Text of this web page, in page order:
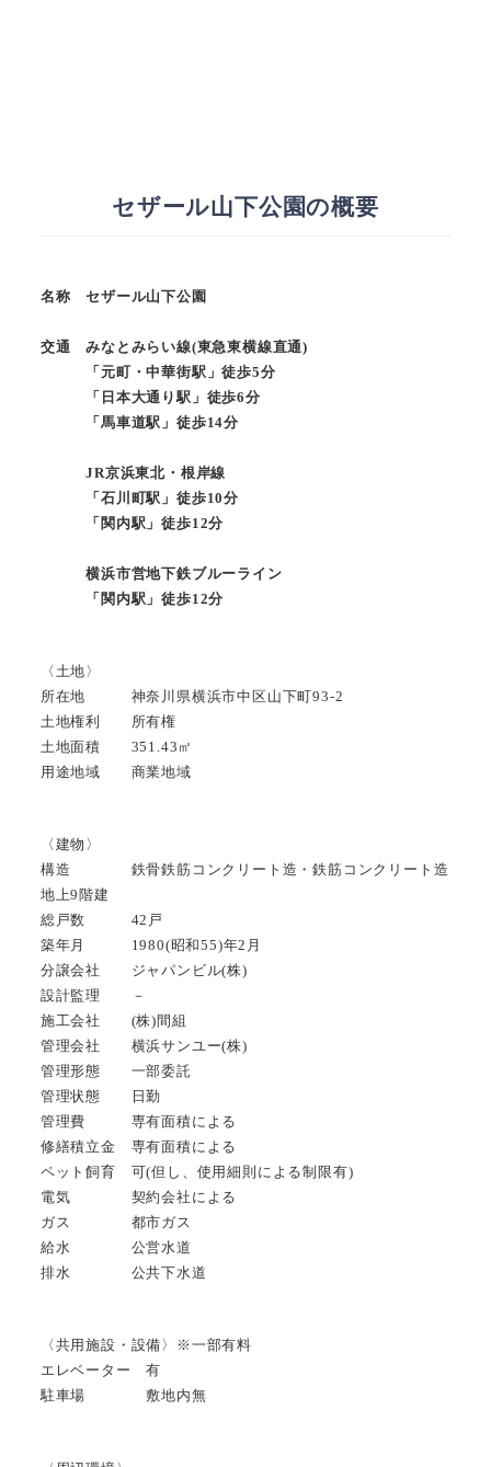
セザール山下公園の概要
名称 セザール山下公園
交通 みなとみらい線(東急東横線直通)
「元町・中華街駅」徒歩5分
「日本大通り駅」徒歩6分
「馬車道駅」徒歩14分
JR京浜東北・根岸線
「石川町駅」徒歩10分
「関内駅」徒歩12分
横浜市営地下鉄ブルーライン
「関内駅」徒歩12分
〈土地〉
所在地 神奈川県横浜市中区山下町93-2
土地権利 所有権
土地面積 351.43㎡
用途地域 商業地域
〈建物〉
構造 鉄骨鉄筋コンクリート造・鉄筋コンクリート造
地上9階建
総戸数 42戸
築年月 1980(昭和55)年2月
分譲会社 ジャパンビル(株)
設計監理 －
施工会社 (株)間組
管理会社 横浜サンユー(株)
管理形態 一部委託
管理状態 日勤
管理費 専有面積による
修繕積立金 専有面積による
ペット飼育 可(但し、使用細則による制限有)
電気 契約会社による
ガス 都市ガス
給水 公営水道
排水 公共下水道
〈共用施設・設備〉※一部有料
エレベーター 有
駐車場 敷地内無